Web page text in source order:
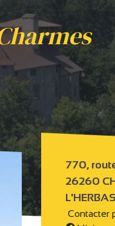
770,
26260
Contacter